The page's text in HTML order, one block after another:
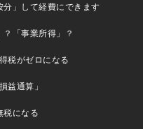
」して経費にできます
「事業所得」？
税がゼロになる
益通算」
税になる